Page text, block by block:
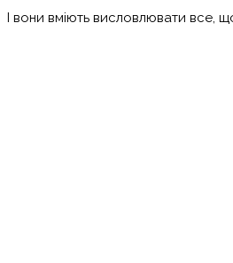
І вони вміють висловлювати все,